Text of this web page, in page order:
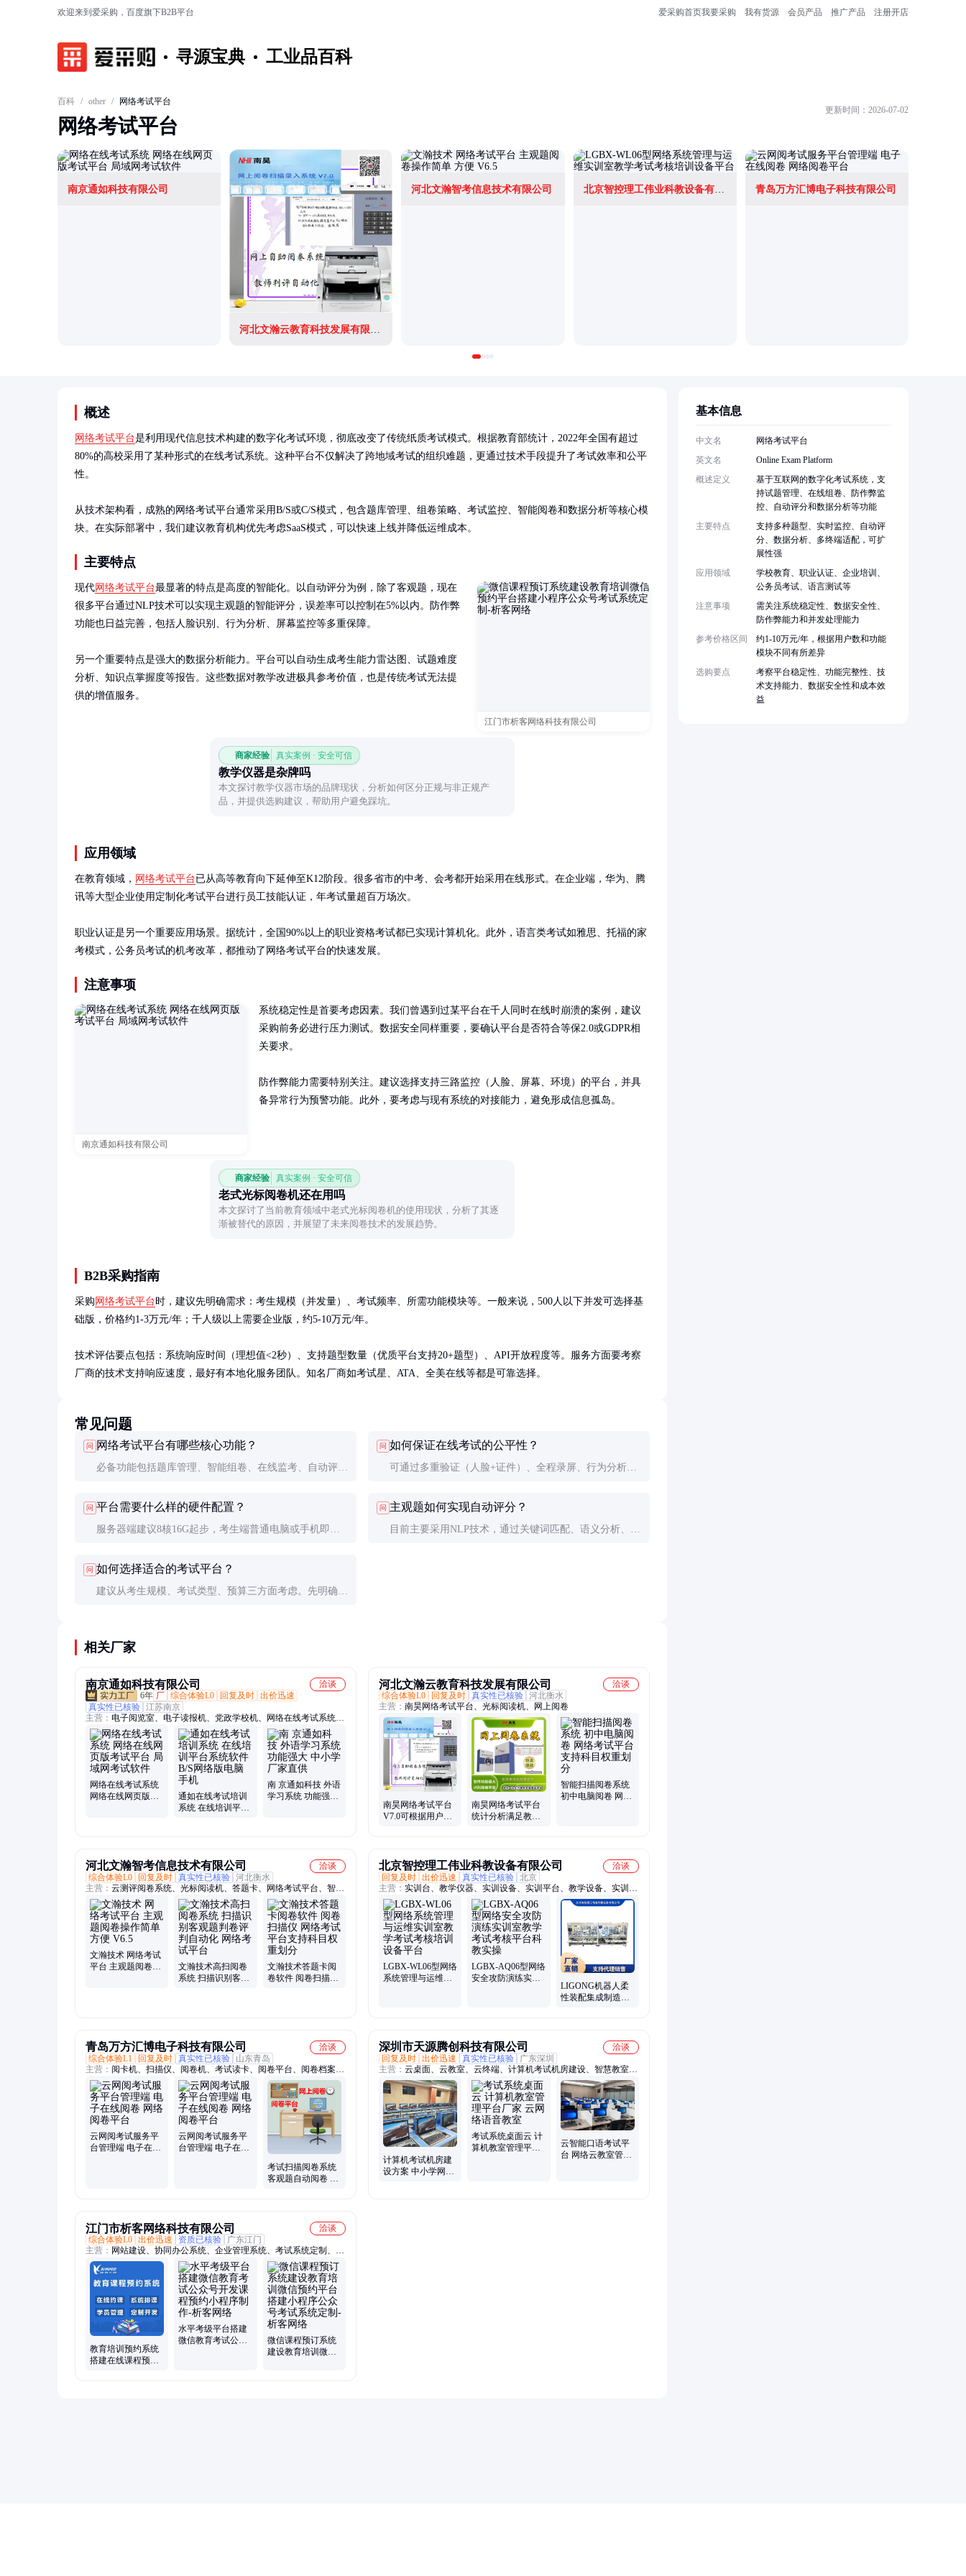
欢迎来到爱采购，百度旗下B2B平台 爱采购首页我要采购 我有货源 会员产品 推广产品 注册开店
寻源宝典 工业品百科
百科 / other / 网络考试平台
网络考试平台
更新时间：2026-07-02
南京通如科技有限公司
河北文瀚云教育科技发展有限公司
河北文瀚智考信息技术有限公司 北京智控理工伟业科教设备有限公司 青岛万方汇博电子科技有限公司
概述
网络考试平台是利用现代信息技术构建的数字化考试环境，彻底改变了传统纸质考试模式。根据教育部统计，2022年全国有超过
80%的高校采用了某种形式的在线考试系统。这种平台不仅解决了跨地域考试的组织难题，更通过技术手段提升了考试效率和公平
性。
从技术架构看，成熟的网络考试平台通常采用B/S或C/S模式，包含题库管理、组卷策略、考试监控、智能阅卷和数据分析等核心模
块。在实际部署中，我们建议教育机构优先考虑SaaS模式，可以快速上线并降低运维成本。
主要特点
江门市析客网络科技有限公司
现代网络考试平台最显著的特点是高度的智能化。以自动评分为例，除了客观题，现在
很多平台通过NLP技术可以实现主观题的智能评分，误差率可以控制在5%以内。防作弊
功能也日益完善，包括人脸识别、行为分析、屏幕监控等多重保障。
另一个重要特点是强大的数据分析能力。平台可以自动生成考生能力雷达图、试题难度
分析、知识点掌握度等报告。这些数据对教学改进极具参考价值，也是传统考试无法提
供的增值服务。
商家经验 真实案例 · 安全可信
教学仪器是杂牌吗
本文探讨教学仪器市场的品牌现状，分析如何区分正规与非正规产
品，并提供选购建议，帮助用户避免踩坑。
应用领域
在教育领域， 网络考试平台已从高等教育向下延伸至K12阶段。很多省市的中考、会考都开始采用在线形式。在企业端，华为、腾
讯等大型企业使用定制化考试平台进行员工技能认证，年考试量超百万场次。
职业认证是另一个重要应用场景。据统计，全国90%以上的职业资格考试都已实现计算机化。此外，语言类考试如雅思、托福的家
考模式，公务员考试的机考改革，都推动了网络考试平台的快速发展。
注意事项
南京通如科技有限公司
系统稳定性是首要考虑因素。我们曾遇到过某平台在千人同时在线时崩溃的案例，建议
采购前务必进行压力测试。数据安全同样重要，要确认平台是否符合等保2.0或GDPR相
关要求。
防作弊能力需要特别关注。建议选择支持三路监控（人脸、屏幕、环境）的平台，并具
备异常行为预警功能。此外，要考虑与现有系统的对接能力，避免形成信息孤岛。
商家经验 真实案例 · 安全可信
老式光标阅卷机还在用吗
本文探讨了当前教育领域中老式光标阅卷机的使用现状，分析了其逐
渐被替代的原因，并展望了未来阅卷技术的发展趋势。
B2B采购指南
采购 网络考试平台时，建议先明确需求：考生规模（并发量）、考试频率、所需功能模块等。一般来说，500人以下并发可选择基
础版，价格约1-3万元/年；千人级以上需要企业版，约5-10万元/年。
技术评估要点包括：系统响应时间（理想值<2秒）、支持题型数量（优质平台支持20+题型）、API开放程度等。服务方面要考察
厂商的技术支持响应速度，最好有本地化服务团队。知名厂商如考试星、ATA、全美在线等都是可靠选择。
常见问题
问 网络考试平台有哪些核心功能？
必备功能包括题库管理、智能组卷、在线监考、自动评分
音评测、自适应考试等。
问 如何保证在线考试的公平性？
可通过多重验证（人脸+证件）、全程录屏、行为分析、
提高可靠性。
问 平台需要什么样的硬件配置？
服务器端建议8核16G起步，考生端普通电脑或手机即
行压力测试。
问 主观题如何实现自动评分？
目前主要采用NLP技术，通过关键词匹配、语义分析、范
问 如何选择适合的考试平台？
建议从考生规模、考试类型、预算三方面考虑。先明确需
相关厂家
南京通如科技有限公司
洽谈
6年 厂 综合体验L0 回复及时 出价迅速
真实性已核验 江苏南京
主营： 电子阅览室、电子读报机、党政学校机、网络在线考试系统、
pdf电子图书馆、学习外语工具、教学资源库系统、学校教学一体
机、数字图书馆系统、数字图书借阅机
网络在线考试系统
网络在线网页版考
通如在线考试培训
系统 在线培训平台
南 京通如科技 外语
学习系统 功能强大
河北文瀚云教育科技发展有限公司
洽谈
综合体验L0
回复及时 真实性已核验 河北衡水
主营： 南昊网络考试平台、光标阅读机、网上阅卷
南昊网络考试平台
V7.0可根据用户的
南昊网络考试平台
统计分析满足教育
智能扫描阅卷系统
初中电脑阅卷 网络
河北文瀚智考信息技术有限公司
洽谈
综合体验L0
回复及时 真实性已核验 河北衡水
主营： 云测评阅卷系统、光标阅读机、答题卡、网络考试平台、智慧
课堂无线答题器、扫描阅卷机、网上阅卷系统、光标阅卷机
文瀚技术 网络考试
平台 主观题阅卷操
文瀚技术高扫阅卷
系统 扫描识别客观
文瀚技术答题卡阅
卷软件 阅卷扫描仪
北京智控理工伟业科教设备有限公司
洽谈
回复及时 出价迅速 真实性已核验 北京
主营： 实训台、教学仪器、实训设备、实训平台、教学设备、实训装
置、科教设备、实训室设备、实验室设备、教学实训系统、实训考核
装置、汽车驾驶模拟器
LGBX-WL06型网络
系统管理与运维实
LGBX-AQ06型网络
安全攻防演练实训
LIGONG机器人柔
性装配集成制造实
青岛万方汇博电子科技有限公司
洽谈
综合体验L1
回复及时 真实性已核验
山东青岛
主营： 阅卡机、扫描仪、阅卷机、考试读卡、阅卷平台、阅卷档案平
台、高校阅卷档案管理平台、阅读机、阅卷系统、网上阅卷、阅卷设
备、光标读卡器、扫描客户端、高效答题器、主观一体机、高考机读
阅卷、主客观一体机、光标阅读机、大学阅卷系统、中学网上阅卷系
统、大学网上阅卷、精准化教学、题库
云网阅考试服务平
台管理端 电子在线
云网阅考试服务平
台管理端 电子在线
考试扫描阅卷系统
客观题自动阅卷 网
深圳市天源腾创科技有限公司
洽谈
回复及时 出价迅速 真实性已核验
广东深圳
主营： 云桌面、云教室、云终端、计算机考试机房建设、智慧教室建
设方案、瘦客户机、语音教学软件、云桌面厂家、云桌面管理系统、
机房管理软件、电子教学软件、VDI云桌面、VOI云桌面、桌面云一
体机、超融合云桌面、云桌面办公系统、旧机房改造、云桌面一体
机、电子教室、电子阅览室、机房建设、桌面云软件、教学管理软
件、云电脑、桌面云服务器、虚拟桌面
计算机考试机房建
设方案 中小学网络
考试系统桌面云 计
算机教室管理平台
云智能口语考试平
台 网络云教室管理
江门市析客网络科技有限公司
洽谈
综合体验L0 出价迅速 资质已核验
广东江门
主营： 网站建设、协同办公系统、企业管理系统、考试系统定制、商
城开发、OA办公系统、ERP系统开发、公众号开发、商城网站建
设、报修系统开发
教育培训预约系统
搭建在线课程预约
水平考级平台搭建
微信教育考试公众
微信课程预订系统
建设教育培训微信
基本信息
中文名
网络考试平台
英文名
Online Exam Platform
概述定义
基于互联网的数字化考试系统，支
持试题管理、在线组卷、防作弊监
控、自动评分和数据分析等功能
主要特点
支持多种题型、实时监控、自动评
分、数据分析、多终端适配，可扩
展性强
应用领域
学校教育、职业认证、企业培训、
公务员考试、语言测试等
注意事项
需关注系统稳定性、数据安全性、
防作弊能力和并发处理能力
参考价格区间
约1-10万元/年，根据用户数和功能
模块不同有所差异
选购要点
考察平台稳定性、功能完整性、技
术支持能力、数据安全性和成本效
益